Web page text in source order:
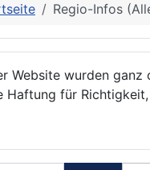
Regio-Infos
Website wurden
Haftung für